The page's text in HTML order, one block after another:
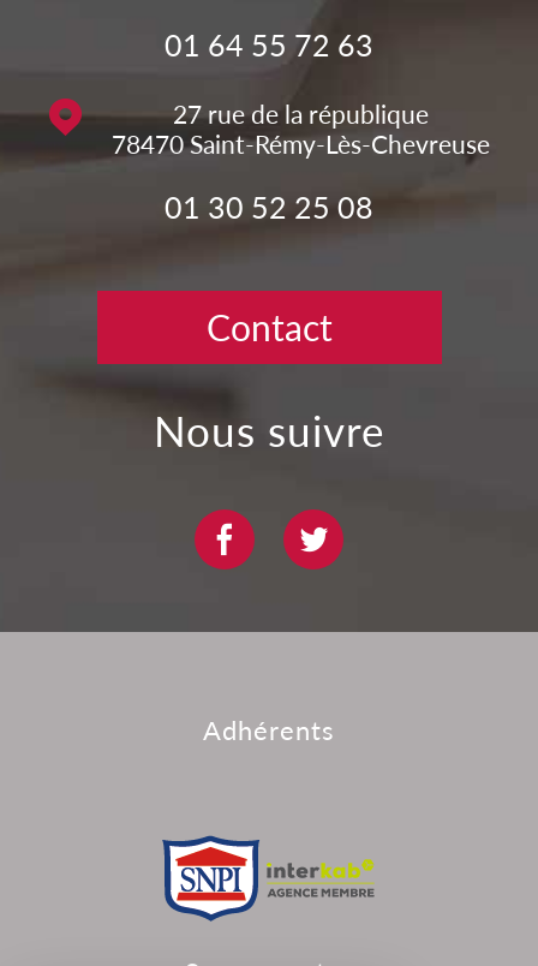
01 64 55 72 63
27 rue de la république
78470 Saint-Rémy-Lès-Chevreuse
01 30 52 25 08
Contact
Nous suivre
Adhérents